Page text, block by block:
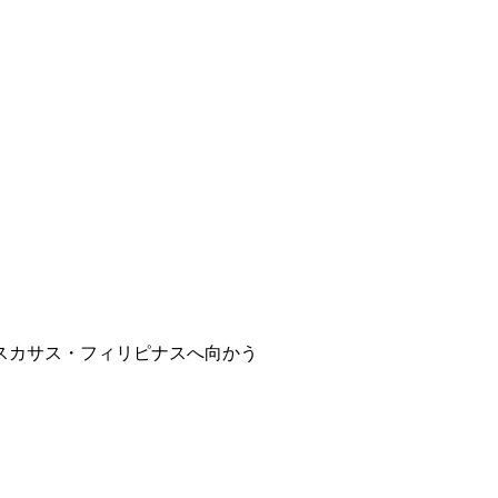
サス・フィリピナスへ向かう